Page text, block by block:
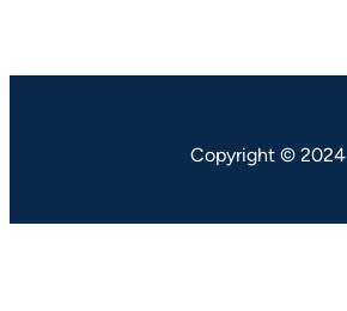
Copyright © 2024